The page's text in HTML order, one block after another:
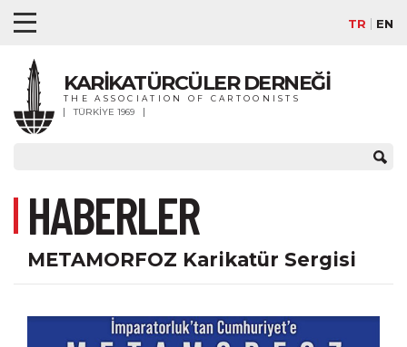
TR EN
KARİKATÜRCÜLER DERNEĞİ
THE ASSOCIATION OF CARTOONISTS
TÜRKİYE 1969
HABERLER
METAMORFOZ Karikatür Sergisi